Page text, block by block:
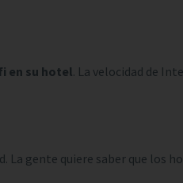
en su hotel. La velocidad de
La gente quiere saber que los